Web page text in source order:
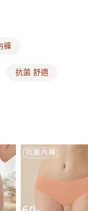
成。
，需透過AFTEE先享
繫「AFTEE先享後付
相關給付款項請求債
同意方可使用
本公司不負相關責
查看運費
褲
抗菌 舒適